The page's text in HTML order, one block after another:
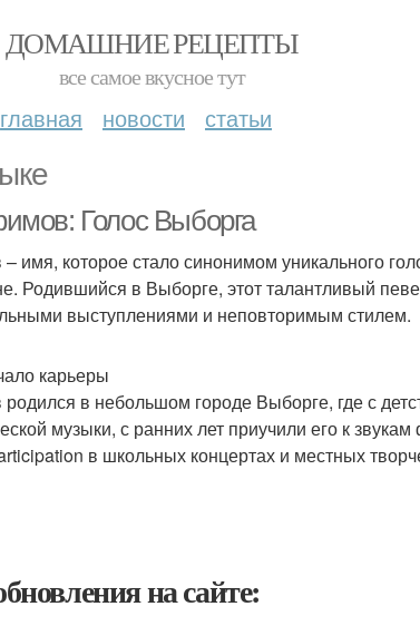
ДОМАШНИЕ РЕЦЕПТЫ
все самое вкусное тут
главная новости статьи
Голос Выборга
имя, которое стало синонимом уникального
Родившийся в Выборге, этот талантливый
выступлениями и неповторимым стилем.
карьеры
в небольшом городе Выборге, где с
музыки, с ранних лет приучили его к
в школьных концертах и местных
на сайте: